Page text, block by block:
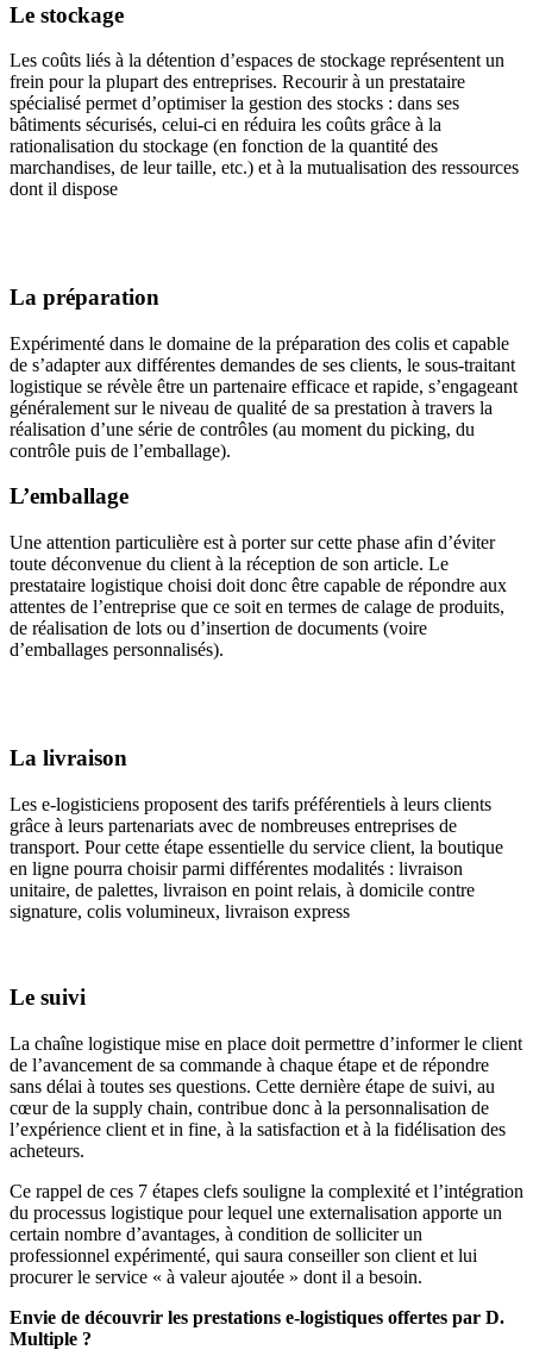
Le stockage
Les coûts liés à la détention d’espaces de stockage représentent un
frein pour la plupart des entreprises. Recourir à un prestataire
spécialisé permet d’optimiser la gestion des stocks : dans ses
bâtiments sécurisés, celui-ci en réduira les coûts grâce à la
rationalisation du stockage (en fonction de la quantité des
marchandises, de leur taille, etc.) et à la mutualisation des ressources
dont il dispose
La préparation
Expérimenté dans le domaine de la préparation des colis et capable
de s’adapter aux différentes demandes de ses clients, le sous-traitant
logistique se révèle être un partenaire efficace et rapide, s’engageant
généralement sur le niveau de qualité de sa prestation à travers la
réalisation d’une série de contrôles (au moment du picking, du
contrôle puis de l’emballage).
L’emballage
Une attention particulière est à porter sur cette phase afin d’éviter
toute déconvenue du client à la réception de son article. Le
prestataire logistique choisi doit donc être capable de répondre aux
attentes de l’entreprise que ce soit en termes de calage de produits,
de réalisation de lots ou d’insertion de documents (voire
d’emballages personnalisés).
La livraison
Les e-logisticiens proposent des tarifs préférentiels à leurs clients
grâce à leurs partenariats avec de nombreuses entreprises de
transport. Pour cette étape essentielle du service client, la boutique
en ligne pourra choisir parmi différentes modalités : livraison
unitaire, de palettes, livraison en point relais, à domicile contre
signature, colis volumineux, livraison express
Le suivi
La chaîne logistique mise en place doit permettre d’informer le client
de l’avancement de sa commande à chaque étape et de répondre
sans délai à toutes ses questions. Cette dernière étape de suivi, au
cœur de la supply chain, contribue donc à la personnalisation de
l’expérience client et in fine, à la satisfaction et à la fidélisation des
acheteurs.
Ce rappel de ces 7 étapes clefs souligne la complexité et l’intégration
du processus logistique pour lequel une externalisation apporte un
certain nombre d’avantages, à condition de solliciter un
professionnel expérimenté, qui saura conseiller son client et lui
procurer le service « à valeur ajoutée » dont il a besoin.
Envie de découvrir les prestations e-logistiques offertes par D.
Multiple ?